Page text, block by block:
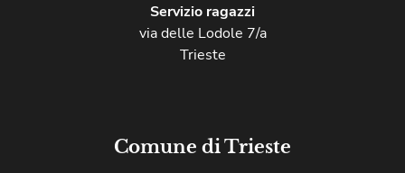
Servizio ragazzi
via delle Lodole 7/a
Trieste
Comune di Trieste